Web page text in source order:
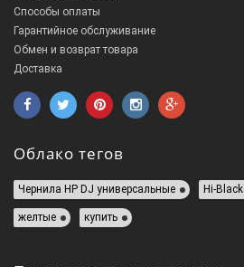
Способы оплаты
Гарантийное обслуживание
Обмен и возврат товара
Доставка
Облако тегов
Чернила HP DJ универсальные Hi-Black
желтые купить